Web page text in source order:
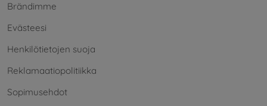
Brändimme
Evästeesi
Henkilötietojen suoja
Reklamaatiopolitiikka
Sopimusehdot